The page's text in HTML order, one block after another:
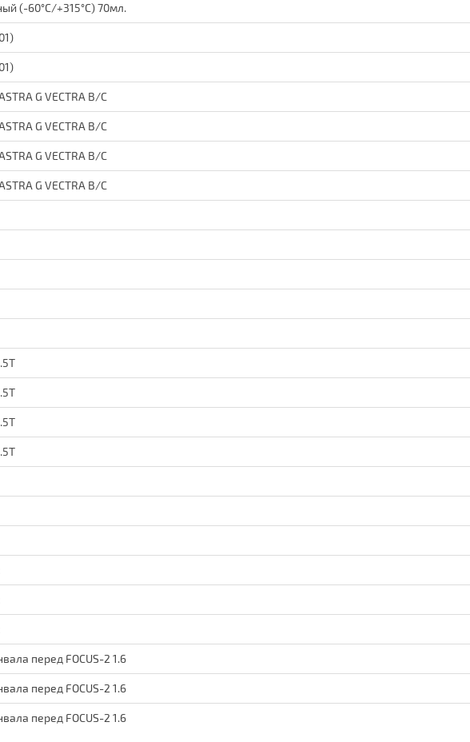
(-60°C/+315°C) 70мл.
G VECTRA B/C
G VECTRA B/C
G VECTRA B/C
G VECTRA B/C
перед FOCUS-2 1.6
перед FOCUS-2 1.6
перед FOCUS-2 1.6